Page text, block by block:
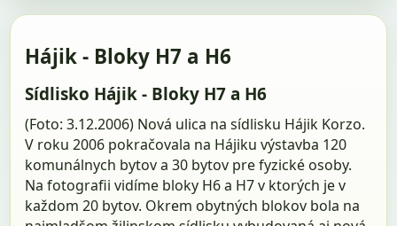
Hájik - Bloky H7 a H6
Sídlisko Hájik - Bloky H7 a H6
(Foto: 3.12.2006) Nová ulica na sídlisku Hájik Korzo.
V roku 2006 pokračovala na Hájiku výstavba 120
komunálnych bytov a 30 bytov pre fyzické osoby.
Na fotografii vidíme bloky H6 a H7 v ktorých je v
každom 20 bytov. Okrem obytných blokov bola na